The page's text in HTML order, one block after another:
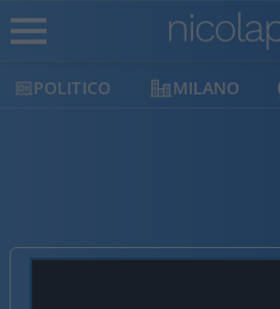
POLITICO MILANO